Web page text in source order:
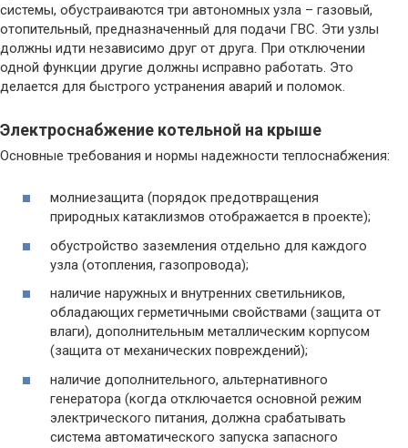
системы, обустраиваются три автономных узла – газовый,
отопительный, предназначенный для подачи ГВС. Эти узлы
должны идти независимо друг от друга. При отключении
одной функции другие должны исправно работать. Это
делается для быстрого устранения аварий и поломок.
Электроснабжение котельной на крыше
Основные требования и нормы надежности теплоснабжения:
молниезащита (порядок предотвращения
природных катаклизмов отображается в проекте);
обустройство заземления отдельно для каждого
узла (отопления, газопровода);
наличие наружных и внутренних светильников,
обладающих герметичными свойствами (защита от
влаги), дополнительным металлическим корпусом
(защита от механических повреждений);
наличие дополнительного, альтернативного
генератора (когда отключается основной режим
электрического питания, должна срабатывать
система автоматического запуска запасного